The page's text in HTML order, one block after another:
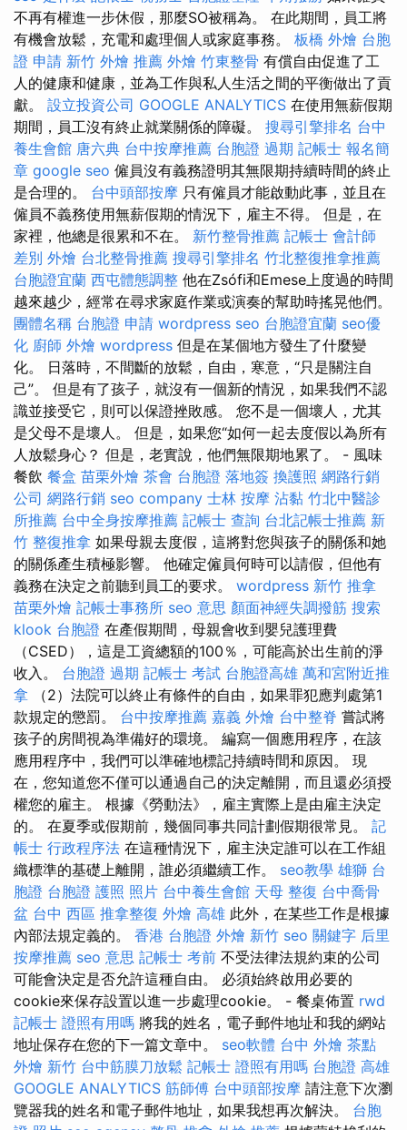
不再有權進一步休假，那麼SO被稱為。 在此期間，員工將
有機會放鬆，充電和處理個人或家庭事務。 板橋 外燴 台胞
證 申請 新竹 外燴 推薦 外燴 竹東整骨 有償自由促進了工
人的健康和健康，並為工作與私人生活之間的平衡做出了貢
獻。 設立投資公司 GOOGLE ANALYTICS 在使用無薪假期
期間，員工沒有終止就業關係的障礙。 搜尋引擎排名 台中
養生會館 唐六典 台中按摩推薦 台胞證 過期 記帳士 報名簡
章 google seo 僱員沒有義務證明其無限期持續時間的終止
是合理的。 台中頭部按摩 只有僱員才能啟動此事，並且在
僱員不義務使用無薪假期的情況下，雇主不得。 但是，在
家裡，他總是很累和不在。 新竹整骨推薦 記帳士 會計師
差別 外燴 台北整骨推薦 搜尋引擎排名 竹北整復推拿推薦
台胞證宜蘭 西屯體態調整 他在Zsófi和Emese上度過的時間
越來越少，經常在尋求家庭作業或演奏的幫助時搖晃他們。
團體名稱 台胞證 申請 wordpress seo 台胞證宜蘭 seo優
化 廚師 外燴 wordpress 但是在某個地方發生了什麼變
化。 日落時，不間斷的放鬆，自由，寒意，“只是關注自
己”。 但是有了孩子，就沒有一個新的情況，如果我們不認
識並接受它，則可以保證挫敗感。 您不是一個壞人，尤其
是父母不是壞人。 但是，如果您“如何一起去度假以為所有
人放鬆身心？ 但是，老實說，他們無限期地累了。 - 風味
餐飲 餐盒 苗栗外燴 茶會 台胞證 落地簽 換護照 網路行銷
公司 網路行銷 seo company 士林 按摩 沾黏 竹北中醫診
所推薦 台中全身按摩推薦 記帳士 查詢 台北記帳士推薦 新
竹 整復推拿 如果母親去度假，這將對您與孩子的關係和她
的關係產生積極影響。 他確定僱員何時可以請假，但他有
義務在決定之前聽到員工的要求。 wordpress 新竹 推拿
苗栗外燴 記帳士事務所 seo 意思 顏面神經失調撥筋 搜索
klook 台胞證 在產假期間，母親會收到嬰兒護理費
（CSED），這是工資總額的100％，可能高於出生前的淨
收入。 台胞證 過期 記帳士 考試 台胞證高雄 萬和宮附近推
拿 （2）法院可以終止有條件的自由，如果罪犯應判處第1
款規定的懲罰。 台中按摩推薦 嘉義 外燴 台中整脊 嘗試將
孩子的房間視為準備好的環境。 編寫一個應用程序，在該
應用程序中，我們可以準確地標記持續時間和原因。 現
在，您知道您不僅可以通過自己的決定離開，而且還必須授
權您的雇主。 根據《勞動法》，雇主實際上是由雇主決定
的。 在夏季或假期前，幾個同事共同計劃假期很常見。 記
帳士 行政程序法 在這種情況下，雇主決定誰可以在工作組
織標準的基礎上離開，誰必須繼續工作。 seo教學 雄獅 台
胞證 台胞證 護照 照片 台中養生會館 天母 整復 台中喬骨
盆 台中 西區 推拿整復 外燴 高雄 此外，在某些工作是根據
內部法規定義的。 香港 台胞證 外燴 新竹 seo 關鍵字 后里
按摩推薦 seo 意思 記帳士 考前 不受法律法規約束的公司
可能會決定是否允許這種自由。 必須始終啟用必要的
cookie來保存設置以進一步處理cookie。 - 餐桌佈置 rwd
記帳士 證照有用嗎 將我的姓名，電子郵件地址和我的網站
地址保存在您的下一篇文章中。 seo軟體 台中 外燴 茶點
外燴 新竹 台中筋膜刀放鬆 記帳士 證照有用嗎 台胞證 高雄
GOOGLE ANALYTICS 筋師傅 台中頭部按摩 請注意下次瀏
覽器我的姓名和電子郵件地址，如果我想再次解決。 台胞